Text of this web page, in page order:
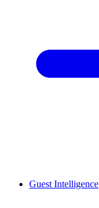
Guest Intelligence